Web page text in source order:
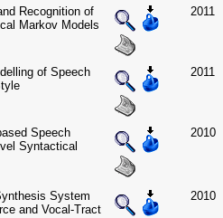
Recognition of
Markov Models
2011
of Speech
2011
Speech
Syntactical
2010
System
and Vocal-Tract
2010